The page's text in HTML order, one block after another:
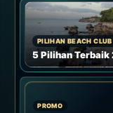
PILIHAN BEACH CLUB
5 Pilihan Terbaik
PROMO